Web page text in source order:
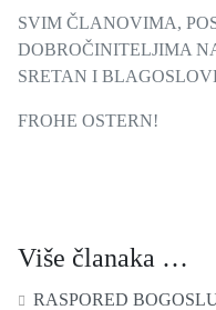
SVIM ČLANOVIMA,
DOBROČINITELJIMA
SRETAN I
FROHE OSTERN!
Više članaka …
RASPORED